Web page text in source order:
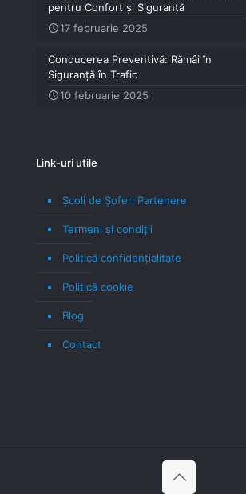
pentru Confort și Siguranță
17 februarie 2025
Conducerea Preventivă: Rămâi în
Siguranță în Trafic
10 februarie 2025
Link-uri utile
Școli de Șoferi Partenere
Termeni şi condiţii
Politică confidenţialitate
Politică cookie
Blog
Contact